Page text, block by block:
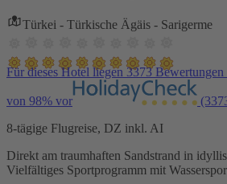
Türkei - Türkische Ägäis - Sarigerme
Für dieses Hotel liegen 3373
von 98% vor
8-tägige Flugreise, DZ inkl. AI
Direkt am traumhaften Sandstrand in
Vielfältiges Sportprogramm mit